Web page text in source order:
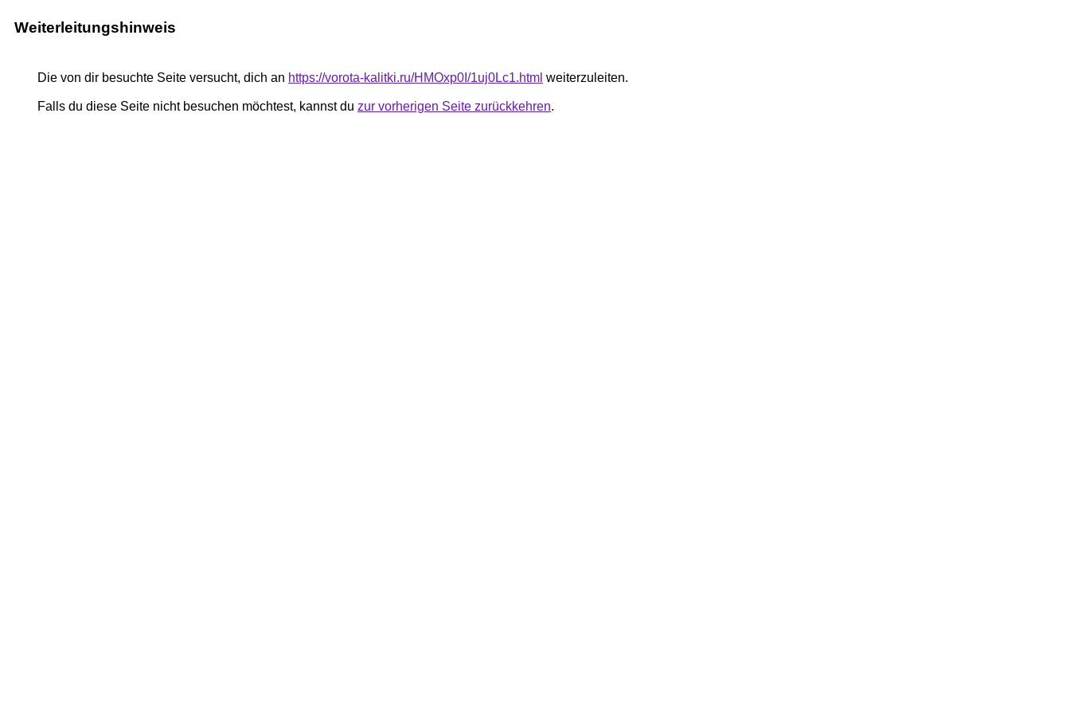
Weiterleitungshinweis
Die von dir besuchte Seite versucht, dich an https://vorota-kalitki.ru/HMOxp0I/1uj0Lc1.html weiterzuleiten.
Falls du diese Seite nicht besuchen möchtest, kannst du zur vorherigen Seite zurückkehren.